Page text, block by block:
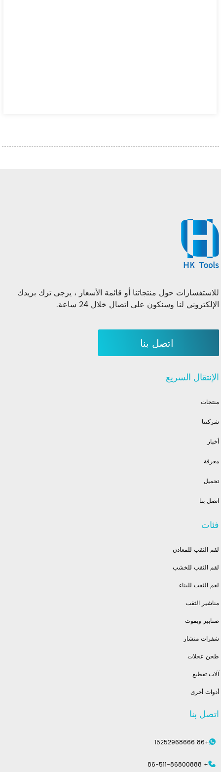
للاستفسارات حول منتجاتنا أو قائمة الأسعار ، يرجى ترك بريدك
الإلكتروني لنا وسنكون على اتصال خلال 24 ساعة.
اتصل بنا
الإنتقال السريع
منتجات
شركتنا
أخبار
معرفة
تحميل
اتصل بنا
فئات
لقم الثقب للمعادن
لقم الثقب للخشب
لقم الثقب للبناء
مناشير الثقب
صنابير ويموت
شفرات منشار
طحن عجلات
آلات تقطيع
أدوات أخرى
اتصل بنا
+86 15252968666
+ 86-511-86800888